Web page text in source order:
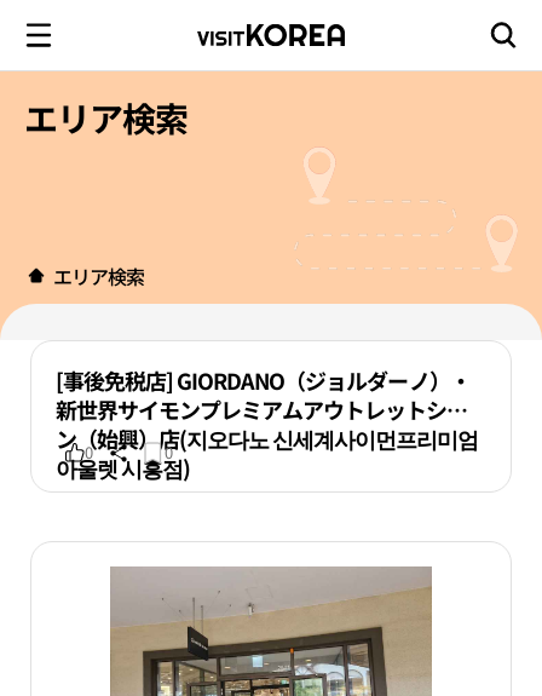
エリア検索
エリア検索
[事後免税店] GIORDANO（ジョルダーノ）・
新世界サイモンプレミアムアウトレットシフ
ン（始興）店(지오다노 신세계사이먼프리미엄
아울렛 시흥점)
0 0